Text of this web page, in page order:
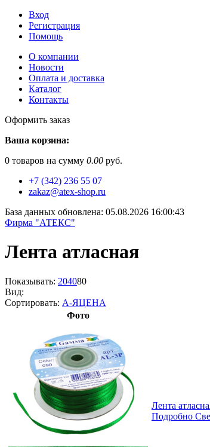
Вход
Регистрация
Помощь
О компании
Новости
Оплата и доставка
Каталог
Контакты
Оформить заказ
Ваша корзина:
0 товаров на сумму 0.00 руб.
+7 (342) 236 55 07
zakaz@atex-shop.ru
База данных обновлена: 05.08.2026 16:00:43
Фирма "АТЕКС"
Лента атласная
Показывать: 204080
Вид:
Сортировать: А-ЯЦЕНА
Фото
Лента
Подробно